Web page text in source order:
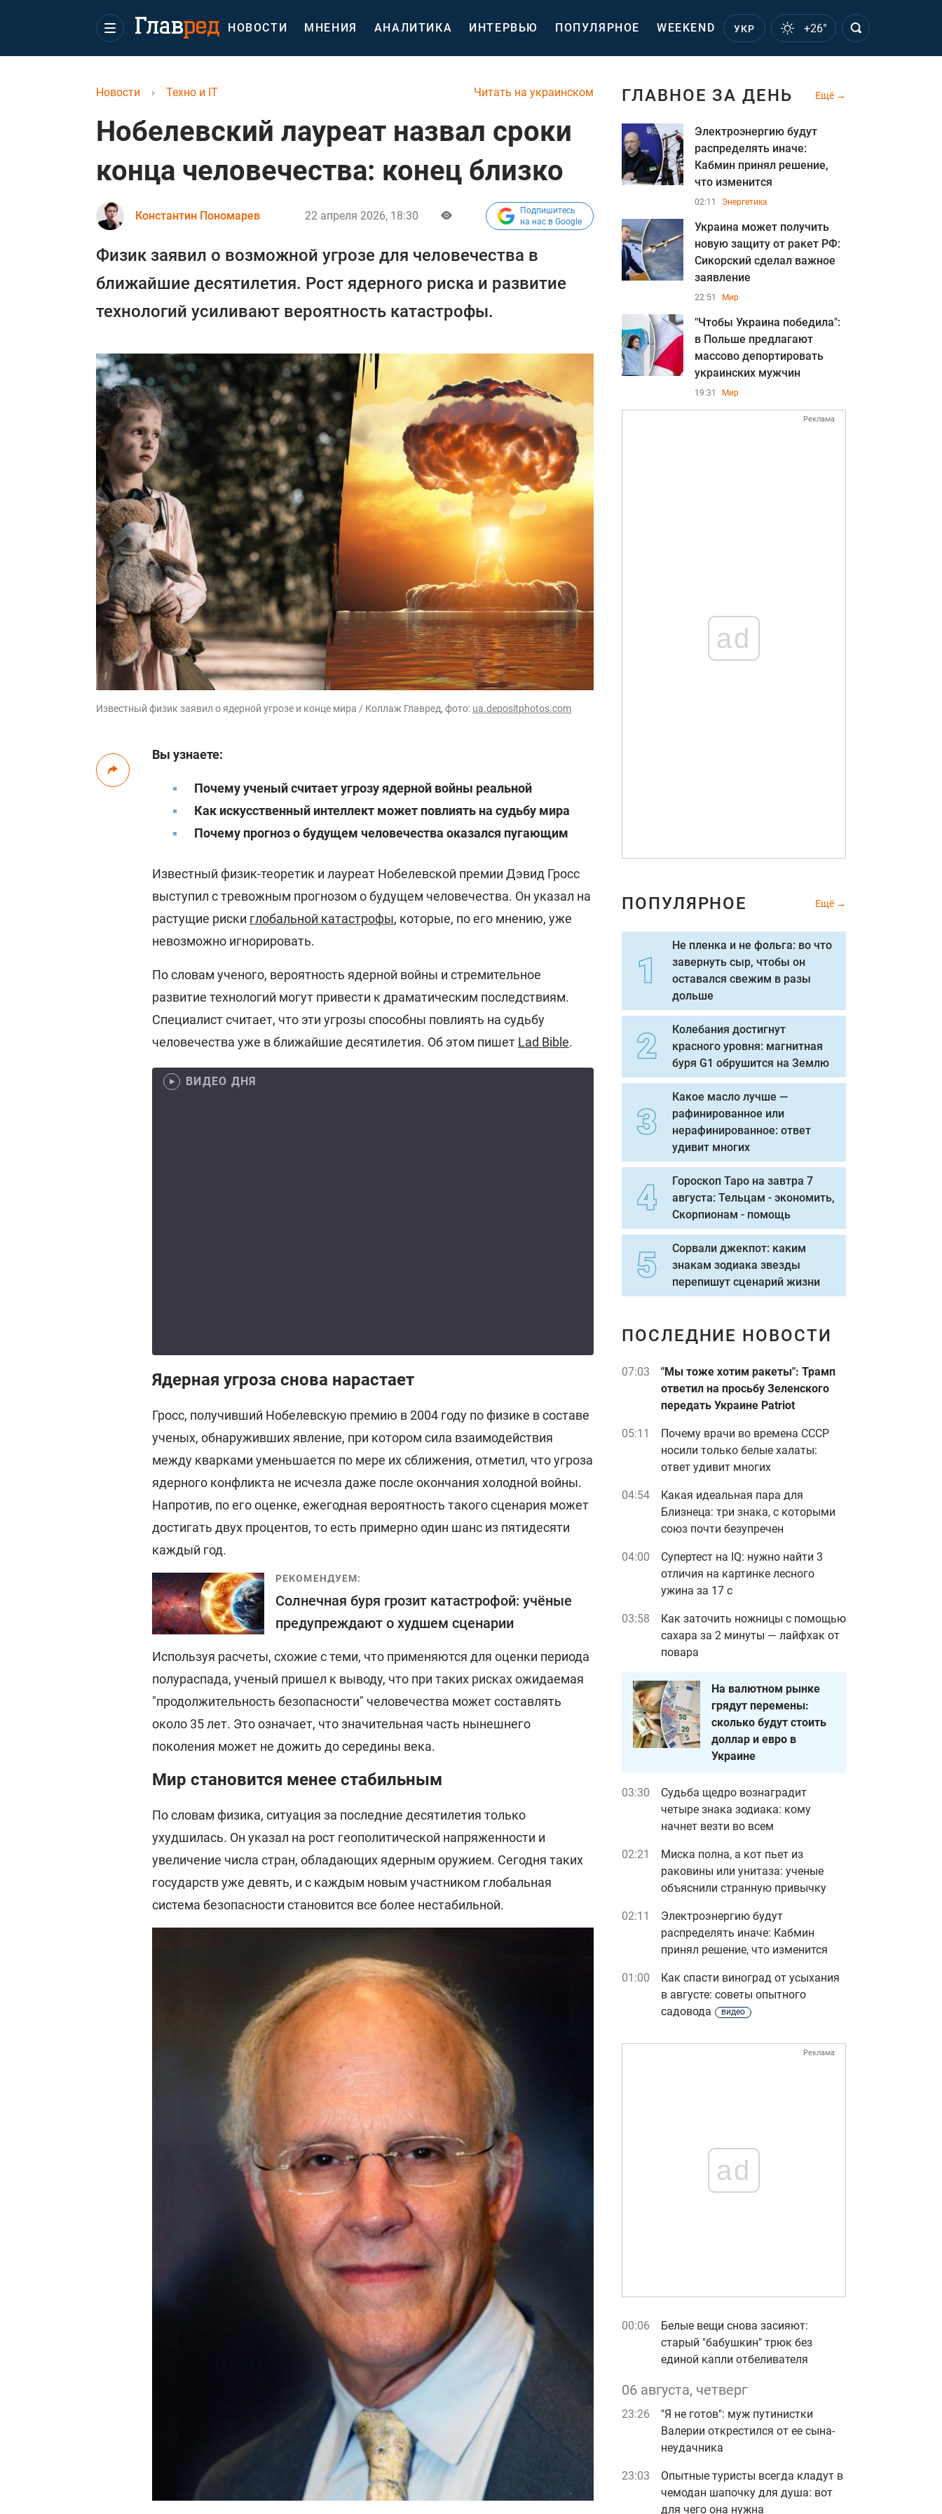
НОВОСТИ МНЕНИЯ АНАЛИТИКА ИНТЕРВЬЮ ПОПУЛЯРНОЕ WEEKEND УКР +26°
Читать на украинском
Новости › Техно и IT
Нобелевский лауреат назвал сроки
конца человечества: конец близко
Константин Пономарев 22 апреля 2026, 18:30
Подпишитесь
на нас в Google
Физик заявил о возможной угрозе для человечества в
ближайшие десятилетия. Рост ядерного риска и развитие
технологий усиливают вероятность катастрофы.
Известный физик заявил о ядерной угрозе и конце мира / Коллаж Главред, фото: ua.depositphotos.com
Вы узнаете:
Почему ученый считает угрозу ядерной войны реальной
Как искусственный интеллект может повлиять на судьбу мира
Почему прогноз о будущем человечества оказался пугающим
Известный физик-теоретик и лауреат Нобелевской премии Дэвид Гросс
выступил с тревожным прогнозом о будущем человечества. Он указал на
растущие риски глобальной катастрофы, которые, по его мнению, уже
невозможно игнорировать.
По словам ученого, вероятность ядерной войны и стремительное
развитие технологий могут привести к драматическим последствиям.
Специалист считает, что эти угрозы способны повлиять на судьбу
человечества уже в ближайшие десятилетия. Об этом пишет Lad Bible.
ВИДЕО ДНЯ
Ядерная угроза снова нарастает
Гросс, получивший Нобелевскую премию в 2004 году по физике в составе
ученых, обнаруживших явление, при котором сила взаимодействия
между кварками уменьшается по мере их сближения, отметил, что угроза
ядерного конфликта не исчезла даже после окончания холодной войны.
Напротив, по его оценке, ежегодная вероятность такого сценария может
достигать двух процентов, то есть примерно один шанс из пятидесяти
каждый год.
РЕКОМЕНДУЕМ:
Солнечная буря грозит катастрофой: учёные
предупреждают о худшем сценарии
Используя расчеты, схожие с теми, что применяются для оценки периода
полураспада, ученый пришел к выводу, что при таких рисках ожидаемая
"продолжительность безопасности" человечества может составлять
около 35 лет. Это означает, что значительная часть нынешнего
поколения может не дожить до середины века.
Мир становится менее стабильным
По словам физика, ситуация за последние десятилетия только
ухудшилась. Он указал на рост геополитической напряженности и
увеличение числа стран, обладающих ядерным оружием. Сегодня таких
государств уже девять, и с каждым новым участником глобальная
система безопасности становится все более нестабильной.
ГЛАВНОЕ ЗА ДЕНЬ Ещё
Электроэнергию будут
распределять иначе:
Кабмин принял решение,
что изменится
02:11 Энергетика
Украина может получить
новую защиту от ракет РФ:
Сикорский сделал важное
заявление
22:51 Мир
"Чтобы Украина победила":
в Польше предлагают
массово депортировать
украинских мужчин
19:31 Мир
Реклама
ad
ПОПУЛЯРНОЕ Ещё
Не пленка и не фольга: во что
завернуть сыр, чтобы он
оставался свежим в разы
дольше
Колебания достигнут
красного уровня: магнитная
буря G1 обрушится на Землю
Какое масло лучше —
рафинированное или
нерафинированное: ответ
удивит многих
Гороскоп Таро на завтра 7
августа: Тельцам - экономить,
Скорпионам - помощь
Сорвали джекпот: каким
знакам зодиака звезды
перепишут сценарий жизни
ПОСЛЕДНИЕ НОВОСТИ
07:03
"Мы тоже хотим ракеты": Трамп
ответил на просьбу Зеленского
передать Украине Patriot
05:11
Почему врачи во времена СССР
носили только белые халаты:
ответ удивит многих
04:54
Какая идеальная пара для
Близнеца: три знака, с которыми
союз почти безупречен
04:00
Супертест на IQ: нужно найти 3
отличия на картинке лесного
ужина за 17 с
03:58
Как заточить ножницы с помощью
сахара за 2 минуты — лайфхак от
повара
На валютном рынке
грядут перемены:
сколько будут стоить
доллар и евро в
Украине
03:30
Судьба щедро вознаградит
четыре знака зодиака: кому
начнет везти во всем
02:21
Миска полна, а кот пьет из
раковины или унитаза: ученые
объяснили странную привычку
02:11
Электроэнергию будут
распределять иначе: Кабмин
принял решение, что изменится
01:00
Как спасти виноград от усыхания
в августе: советы опытного
садовода
видео
Реклама
ad
00:06
Белые вещи снова засияют:
старый "бабушкин" трюк без
единой капли отбеливателя
06 августа, четверг
23:26
"Я не готов": муж путинистки
Валерии открестился от ее сына-
неудачника
23:03
Опытные туристы всегда кладут в
чемодан шапочку для душа: вот
для чего она нужна